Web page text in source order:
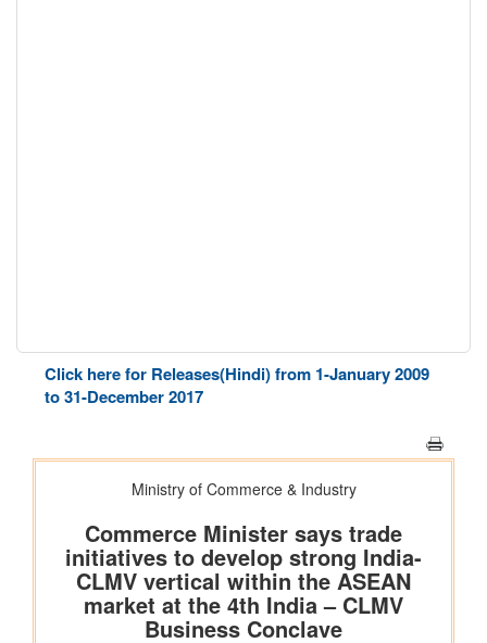
Click here for Releases(Hindi) from 1-January 2009
to 31-December 2017